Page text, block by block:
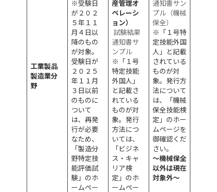
工業製品
製造業分
野
※受験日
が２０２
５年１１
月４日以
降のもの
が対象。
受験日が
２０２５
年１１月
３日以前
のものに
ついて
は、再発
行が必要
なため、
「製造分
野特定技
能評価試
験」のホ
ームペー
産管理オ
ペレーシ
ョン）
試験結果
通知書サ
ンプル
※「１号
特定技能
外国人」
と記載さ
れている
ものが対
象。発行
方法につ
いては、
「ビジネ
ス・キャ
リア検
定」のホ
ームペー
通知書サン
プル（機械
保全）
※「１号特
定技能外国
人」と記載
されている
ものが対
象。発行方
法について
は、「機械
保全技能検
定」のホー
ムページを
御確認くだ
さい。
～機械保全
以外は現在
対象外～